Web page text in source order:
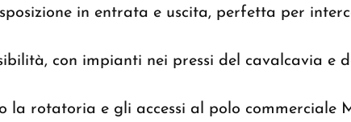
in entrata e uscita, perfetta per
con impianti nei pressi del cavalcavia e
la rotatoria e gli accessi al polo commerciale